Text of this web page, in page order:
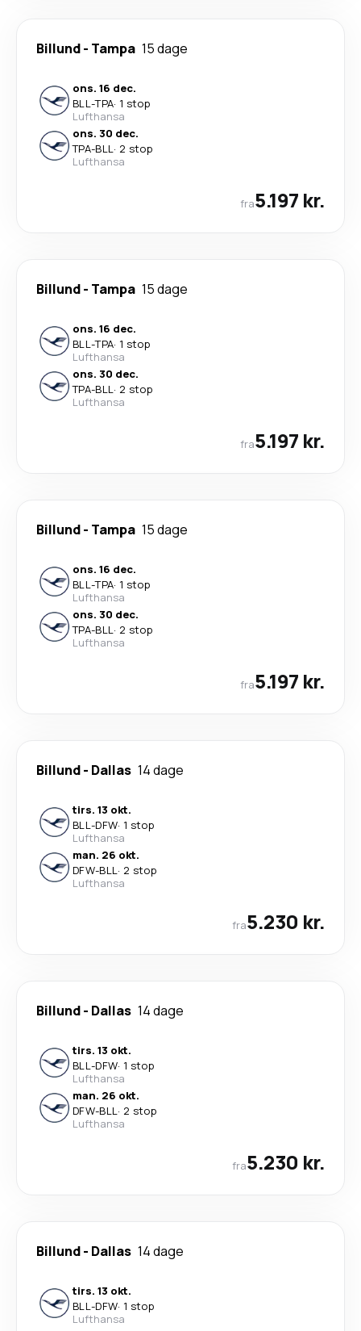
Billund- Tampa 15 dage
ons. 16 dec.
BLL-TPA· 1 stop
Lufthansa
ons. 30 dec.
TPA-BLL· 2 stop
Lufthansa
fra5.197 kr.
Billund- Tampa 15 dage
ons. 16 dec.
BLL-TPA· 1 stop
Lufthansa
ons. 30 dec.
TPA-BLL· 2 stop
Lufthansa
fra5.197 kr.
Billund- Tampa 15 dage
ons. 16 dec.
BLL-TPA· 1 stop
Lufthansa
ons. 30 dec.
TPA-BLL· 2 stop
Lufthansa
fra5.197 kr.
Billund- Dallas 14 dage
tirs. 13 okt.
BLL-DFW· 1 stop
Lufthansa
man. 26 okt.
DFW-BLL· 2 stop
Lufthansa
fra5.230 kr.
Billund- Dallas 14 dage
tirs. 13 okt.
BLL-DFW· 1 stop
Lufthansa
man. 26 okt.
DFW-BLL· 2 stop
Lufthansa
fra5.230 kr.
Billund- Dallas 14 dage
tirs. 13 okt.
BLL-DFW· 1 stop
Lufthansa